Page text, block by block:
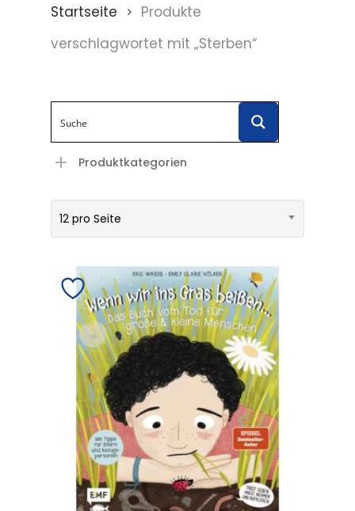
Startseite
Produkte
verschlagwortet mit „Sterben“
Produktkategorien
12 pro Seite